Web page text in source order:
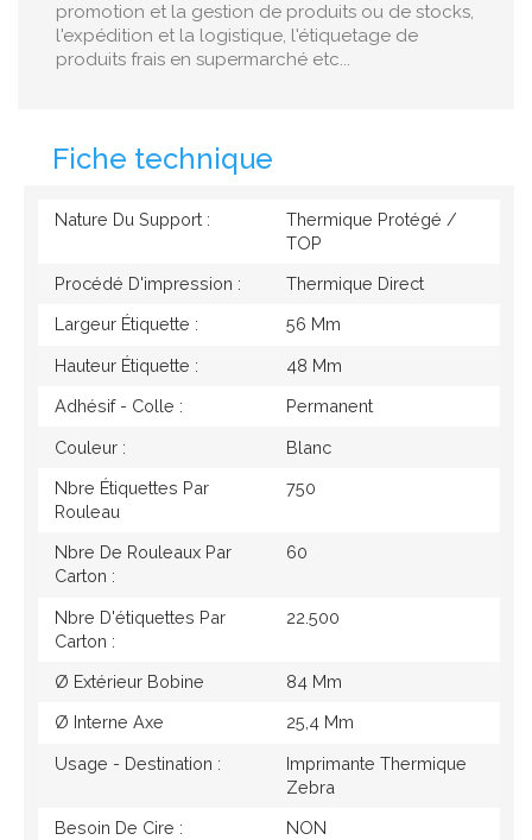
promotion et la gestion de produits ou de stocks,
l'expédition et la logistique, l'étiquetage de
produits frais en supermarché etc...
Fiche technique
Nature Du Support :
Thermique Protégé /
TOP
Procédé D'impression : Thermique Direct
Largeur Étiquette : 56 Mm
Hauteur Étiquette : 48 Mm
Adhésif - Colle : Permanent
Couleur : Blanc
Nbre Étiquettes Par
Rouleau
750
Nbre De Rouleaux Par
Carton :
60
Nbre D'étiquettes Par
Carton :
22.500
Ø Extérieur Bobine 84 Mm
Ø Interne Axe 25,4 Mm
Usage - Destination :
Imprimante Thermique
Zebra
Besoin De Cire : NON